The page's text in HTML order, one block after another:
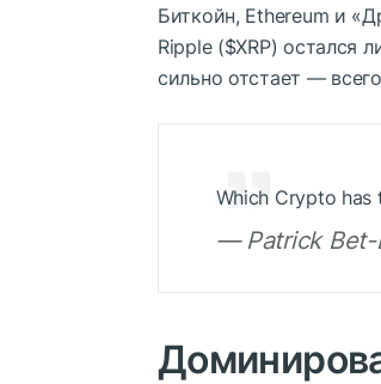
Биткойн, Ethereum и
Ripple ($XRP) остался
сильно отстает —
Which Crypto has
— Patrick Bet-